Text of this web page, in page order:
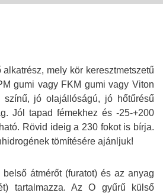
mely kör keresztmetszetű
gumi vagy FKM gumi vagy Viton
színű, jó olajállóságú, jó hőtűrésű
Jól tapad fémekhez és -25-+200
Rövid ideig a 230 fokot is bírja.
tömítésére ajánljuk!
átmérőt (furatot) és az anyag
tartalmazza. Az O gyűrű külső